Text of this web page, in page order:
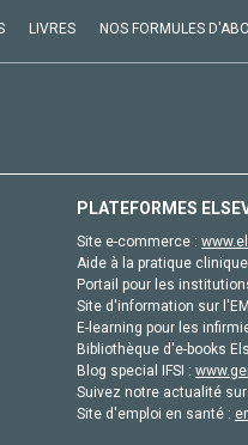
LIVRES NOS FORMULES
PLATEFORMES
Site e-commerce :
Aide à la pratique
Portail pour les
Site d'information sur
E-learning pour les
Bibliothèque d'e-books
Blog special IFSI :
Suivez notre actualité
Site d'emploi en santé :